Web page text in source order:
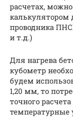
расчетах,
калькулятором
проводника
и т.д.)
Для нагрева
кубометр
будем
1,20 мм, то
точного
температурные